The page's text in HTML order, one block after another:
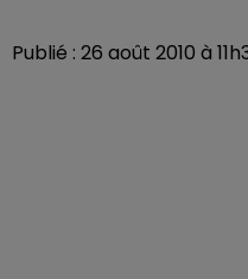
Publié : 26 août 2010 à